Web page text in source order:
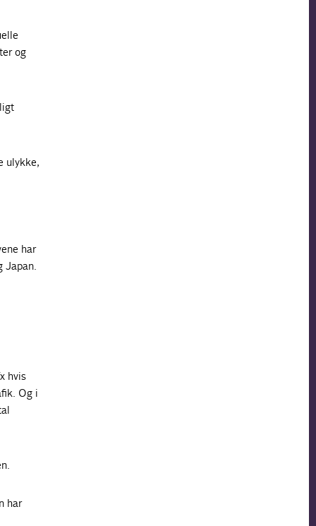
og
ulykke,
har
Japan.
hvis
Og i
har